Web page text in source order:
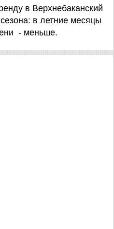
в Верхнебаканский
в летние месяцы
- меньше.